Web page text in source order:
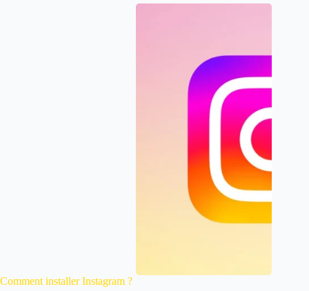
Comment installer Instagram ?